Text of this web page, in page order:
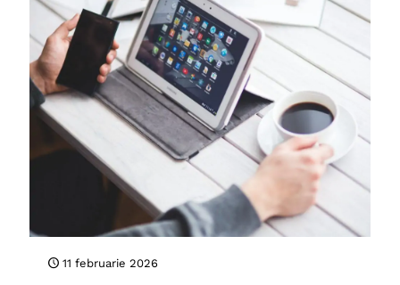
11 februarie 2026